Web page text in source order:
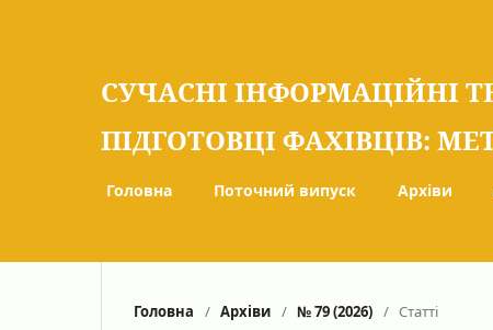
СУЧАСНІ ІНФОРМАЦІЙНІ
ПІДГОТОВЦІ ФАХІВЦІВ:
Головна Поточний випуск Архіви
Головна / Архіви / № 79 (2026) / Статті